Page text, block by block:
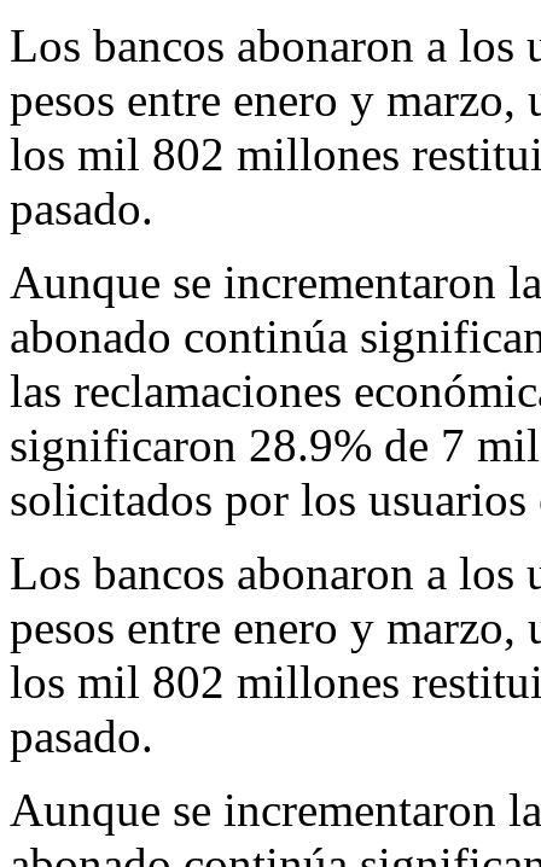
Los bancos abonaron a
pesos entre enero y
los mil 802 millones
pasado.
Aunque se incrementaron
abonado continúa
las reclamaciones
significaron 28.9% de 7
solicitados por los
Los bancos abonaron a
pesos entre enero y
los mil 802 millones
pasado.
Aunque se incrementaron